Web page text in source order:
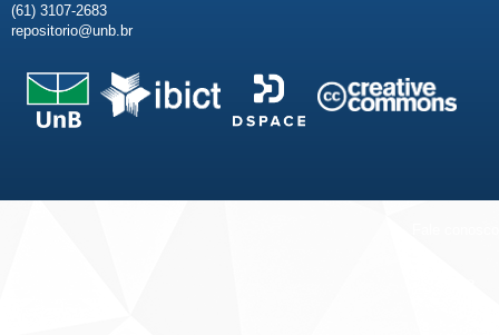
(61) 3107-2683
repositorio@unb.br